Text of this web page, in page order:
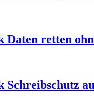
Daten retten
Schreibschutz